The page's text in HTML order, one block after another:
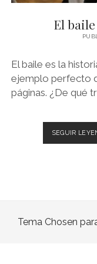
El
El baile es la
ejemplo perfecto
páginas. ¿De qué
SEGUIR
Tema Chosen